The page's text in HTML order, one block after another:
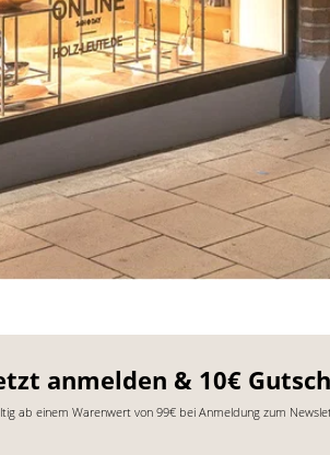
anmelden & 10€
ab einem Warenwert von 99€ bei Anmeldung zum